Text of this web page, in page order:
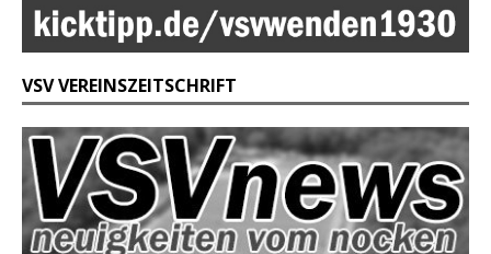
VSV VEREINSZEITSCHRIFT